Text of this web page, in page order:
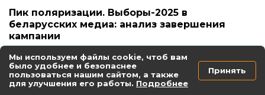
Пик поляризации. Выборы-2025 в
беларусских медиа: анализ завершения
кампании
Электоральный суверенитет vs
Мы используем файлы cookie, чтоб вам
было удобнее и безопаснее
пользоваться нашим сайтом, а также
для улучшения его работы. Подробнее
Принять